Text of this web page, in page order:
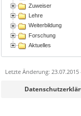
Zuweiser
Lehre
Weiterbildung
Forschung
Aktuelles
Letzte Änderung:
Sie können eine